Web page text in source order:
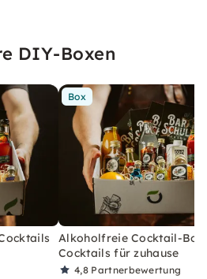
DIY-Boxen
Box
Alkoholfreie Cocktail-Box
Cocktails für zuhause
4,8 Partnerbewertung